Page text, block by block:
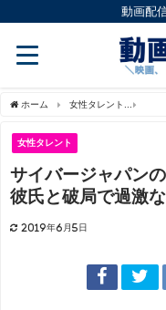
動画配
ホーム 女性タレント
女性タレント
サイバージャパン
彼氏と破局で過激
2019年6月5日